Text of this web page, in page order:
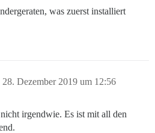
was zuerst installiert
28. Dezember 2019 um 12:56
irgendwie. Es ist mit all den